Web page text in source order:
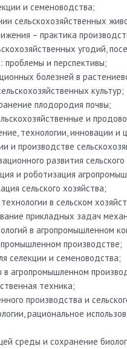
и семеноводства;
сельскохозяйственных
– практика
угодий,
проблемы и перспективы;
болезней в
культур;
плодородия почвы;
и
технологии, инновации и
и производстве
развития сельского
и роботизация
сельского хозяйства;
в сельском
прикладных задач
в агропромышленном
производстве;
селекции и семеноводства;
агропромышленном
техника;
производства и
рациональное
среды и сохранение